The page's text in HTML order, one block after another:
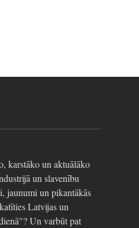
karstāko un aktuālāko
un slavenību
jaunumi un pikantākās
Latvijas un
Un varbūt pat